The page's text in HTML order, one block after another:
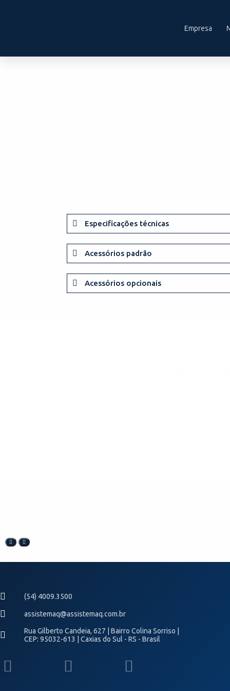
Empresa
Especificações técnicas
Acessórios padrão
Acessórios opcionais
(54) 4009.3500
assistemaq@assistemaq.com.br
Rua Gilberto Candeia, 627 | Bairro Colina Sorriso |
CEP: 95032-613 | Caxias do Sul - RS - Brasil